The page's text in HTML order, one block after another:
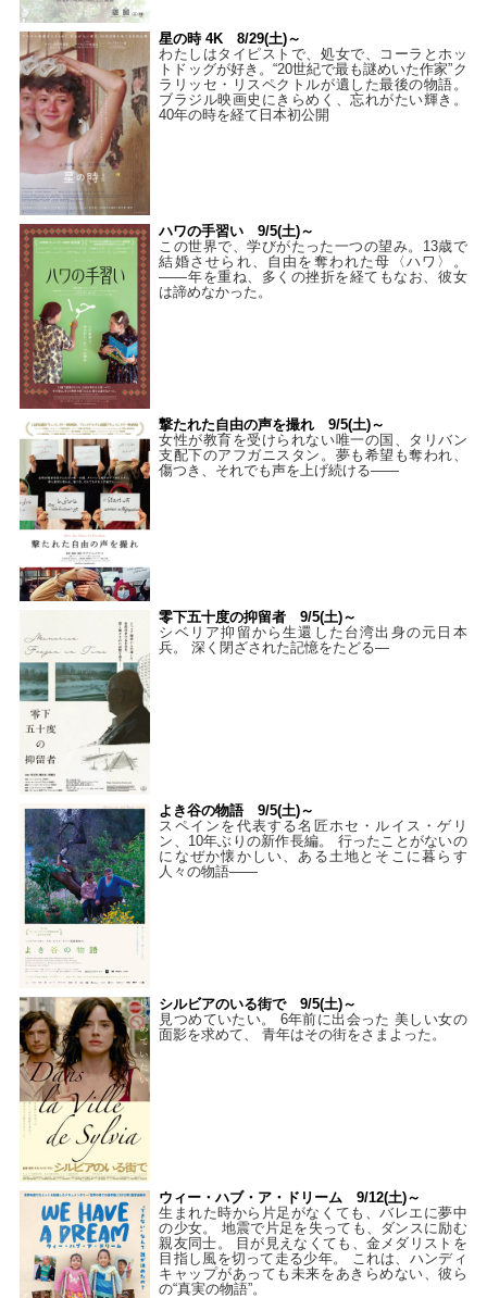
星の時 4K 8/29(土)～
わたしはタイピストで、処⼥で、コーラとホッ
トドッグが好き。“20世紀で最も謎めいた作家”ク
ラリッセ・リスペクトルが遺した最後の物語。
ブラジル映画史にきらめく、忘れがたい輝き。
40年の時を経て⽇本初公開
ハワの手習い 9/5(土)～
この世界で、学びがたった一つの望み。13歳で
結婚させられ、自由を奪われた母〈ハワ〉。
——年を重ね、多くの挫折を経てもなお、彼女
は諦めなかった。
撃たれた自由の声を撮れ 9/5(土)～
女性が教育を受けられない唯一の国、タリバン
支配下のアフガニスタン。夢も希望も奪われ、
傷つき、それでも声を上げ続ける——
零下五十度の抑留者 9/5(土)～
シベリア抑留から生還した台湾出身の元日本
兵。 深く閉ざされた記憶をたどる—
よき谷の物語 9/5(土)～
スペインを代表する名匠ホセ・ルイス・ゲリ
ン、10年ぶりの新作長編。 行ったことがないの
になぜか懐かしい、ある土地とそこに暮らす
人々の物語――
シルビアのいる街で 9/5(土)～
見つめていたい。 6年前に出会った 美しい女の
面影を求めて、 青年はその街をさまよった。
ウィー・ハブ・ア・ドリーム 9/12(土)～
生まれた時から片足がなくても、バレエに夢中
の少女。 地震で片足を失っても、ダンスに励む
親友同士。 目が見えなくても、金メダリストを
目指し風を切って走る少年。 これは、ハンディ
キャップがあっても未来をあきらめない、彼ら
の“真実の物語”。